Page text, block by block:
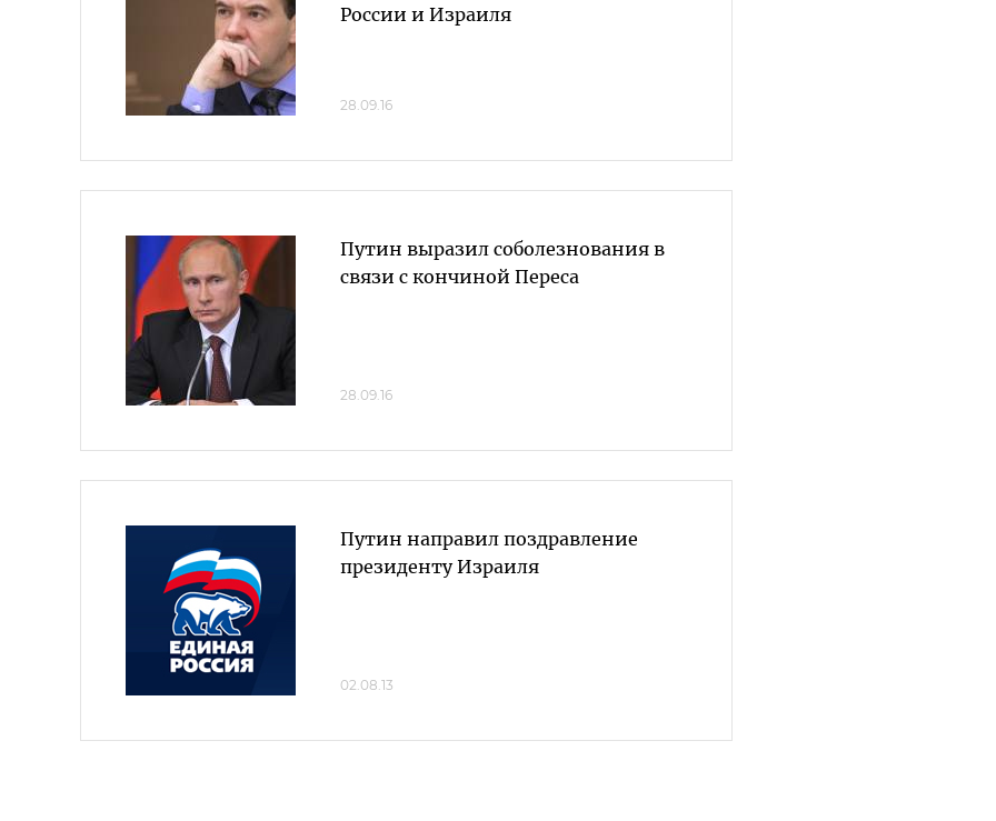
России и Израиля
28.09.16
Путин выразил соболезнования в
связи с кончиной Переса
28.09.16
Путин направил поздравление
президенту Израиля
02.08.13